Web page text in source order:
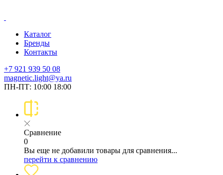
Каталог
Бренды
Контакты
+7 921 939 50 08
magnetic.light@ya.ru
ПН-ПТ: 10:00 18:00
Сравнение
0
Вы еще не добавили товары для сравнения...
перейти к сравнению